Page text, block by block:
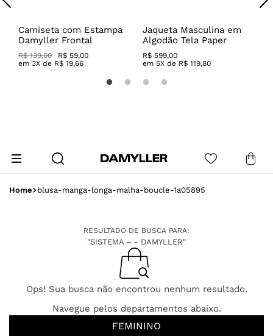
Camiseta com Estampa
Damyller Frontal
R$ 139,00
R$ 59,00
em 3X de R$ 19,66
Jaqueta Masculina em
Algodão Tela Paper
R$ 599,00
em 5X de R$ 119,80
blusa-manga-longa-malha-boucle-1a05895
RESULTADO DE BUSCA PARA:
"SISTEMA – - DAMYLLER"
Ops! Sua busca não encontrou nenhum resultado.
Navegue pelos departamentos abaixo.
FEMININO